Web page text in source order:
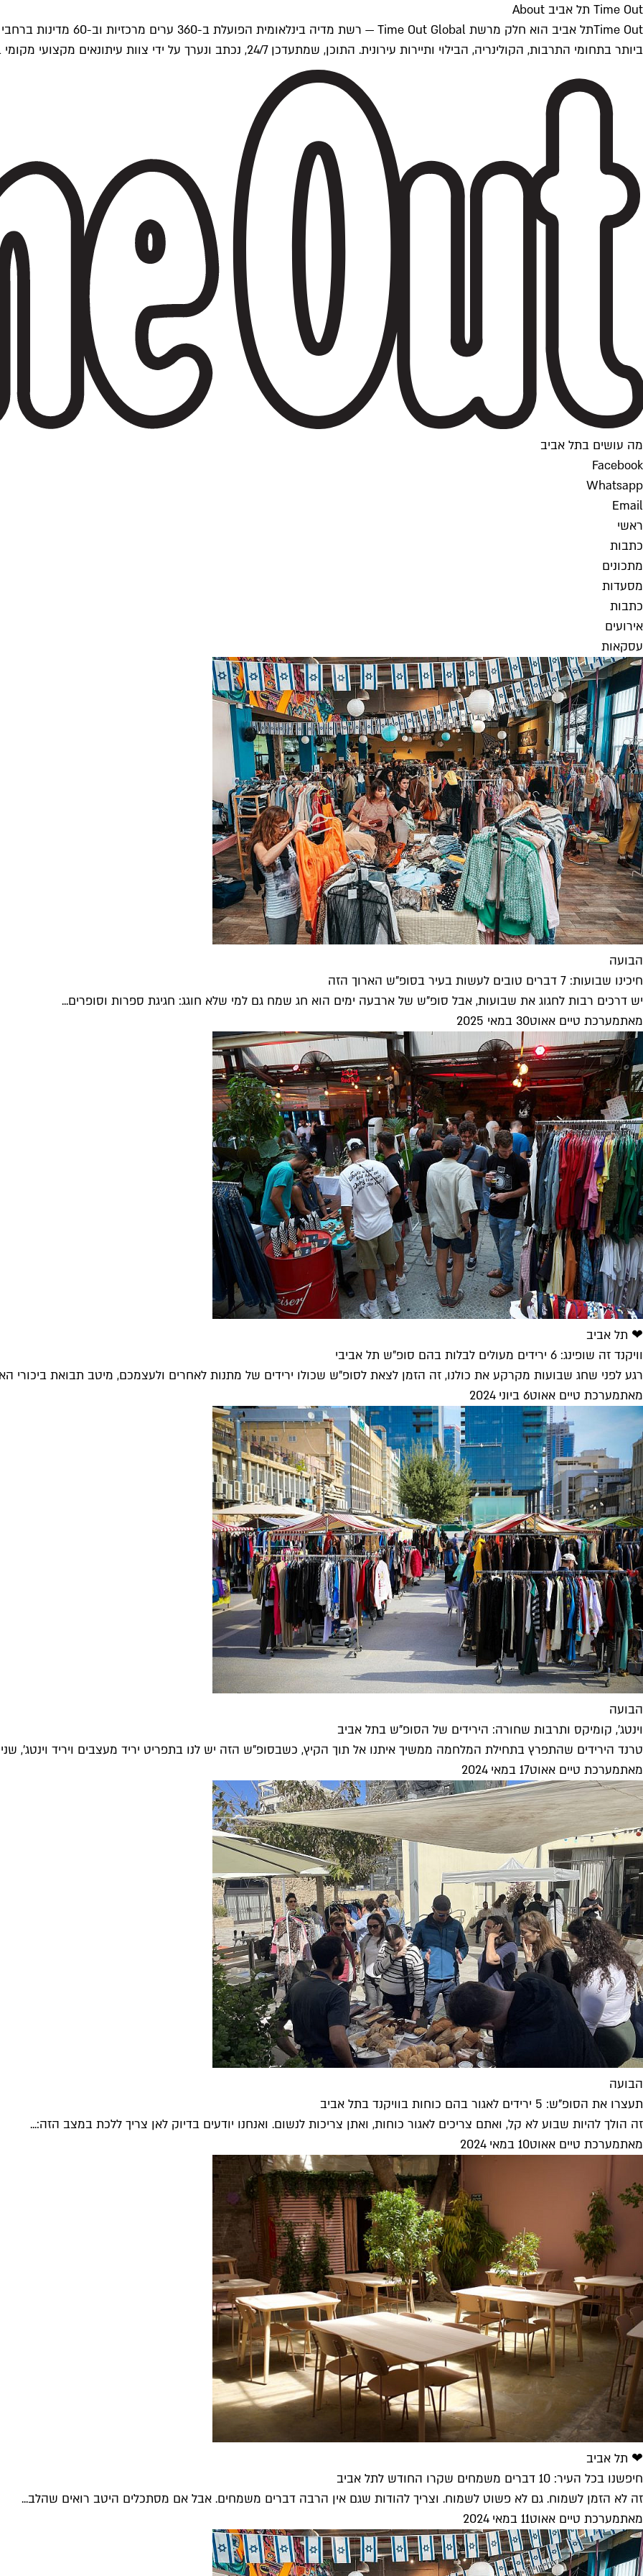
Time Out תל אביב About
ביותר בתחומי התרבות, הקולינריה, הבילוי ותיירות עירונית. התוכן, שמתעדכן 24/7, נכתב ונערך על ידי צוות עיתונאים מקצועי מקומי בישראל, בהתאם לסטנדרטים של Time Out העולמית.
מה עושים בתל אביב
Facebook
Whatsapp
Email
ראשי
כתבות
מתכונים
מסעדות
כתבות
אירועים
עסקאות
הבועה
חיכינו שבועות: 7 דברים טובים לעשות בעיר בסופ"ש הארוך הזה
יש דרכים רבות לחגוג את שבועות, אבל סופ"ש של ארבעה ימים הוא חג שמח גם למי שלא חוגג: חגיגת ספרות וסופרים...
מאתמערכת טיים אאוט30 במאי 2025
❤ תל אביב
וויקנד זה שופינג: 6 ירידים מעולים לבלות בהם סופ"ש תל אביבי
רגע לפני שחג שבועות מקרקע את כולנו, זה הזמן לצאת לסופ"ש שכולו ירידים של מתנות לאחרים ולעצמכם, מיטב תבואת ביכורי
מאתמערכת טיים אאוט6 ביוני 2024
הבועה
וינטג', קומיקס ותרבות שחורה: הירידים של הסופ"ש בתל אביב
טרנד הירידים שהתפרץ בתחילת המלחמה ממשיך איתנו אל תוך הקיץ, כשבסופ"ש הזה יש לנו בתפריט יריד מעצבים ויריד וינטג', שני
מאתמערכת טיים אאוט17 במאי 2024
הבועה
תעצרו את הסופ"ש: 5 ירידים לאגור בהם כוחות בוויקנד בתל אביב
זה הולך להיות שבוע לא קל, ואתם צריכים לאגור כוחות, ואתן צריכות לנשום. ואנחנו יודעים בדיוק לאן צריך ללכת במצב הזה:...
מאתמערכת טיים אאוט10 במאי 2024
❤ תל אביב
חיפשנו בכל העיר: 10 דברים משמחים שקרו החודש לתל אביב
זה לא הזמן לשמוח. גם לא פשוט לשמוח. וצריך להודות שגם אין הרבה דברים משמחים. אבל אם מסתכלים היטב רואים שהלב...
מאתמערכת טיים אאוט11 במאי 2024